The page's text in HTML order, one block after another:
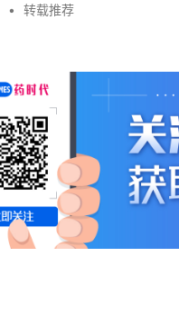
• 转载推荐